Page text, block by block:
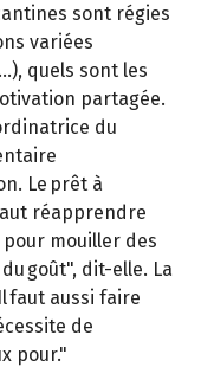
sont régies
variées
quels sont les
partagée.
du
Le prêt à
réapprendre
mouiller des
goût", dit-elle. La
faut aussi faire
de
pour."